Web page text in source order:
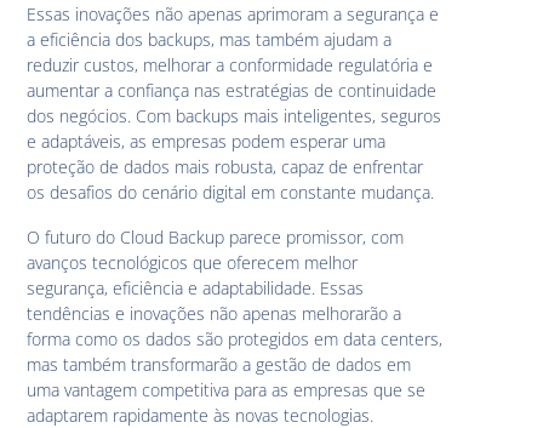
Essas inovações não apenas aprimoram a segurança e
a eficiência dos backups, mas também ajudam a
reduzir custos, melhorar a conformidade regulatória e
aumentar a confiança nas estratégias de continuidade
dos negócios. Com backups mais inteligentes, seguros
e adaptáveis, as empresas podem esperar uma
proteção de dados mais robusta, capaz de enfrentar
os desafios do cenário digital em constante mudança.
O futuro do Cloud Backup parece promissor, com
avanços tecnológicos que oferecem melhor
segurança, eficiência e adaptabilidade. Essas
tendências e inovações não apenas melhorarão a
forma como os dados são protegidos em data centers,
mas também transformarão a gestão de dados em
uma vantagem competitiva para as empresas que se
adaptarem rapidamente às novas tecnologias.